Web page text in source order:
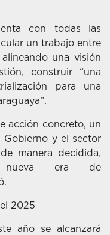
con todas las
un trabajo entre
una visión
construir “una
para una
acción concreto, un
Gobierno y el sector
manera decidida,
nueva era de
2025
año se alcanzará